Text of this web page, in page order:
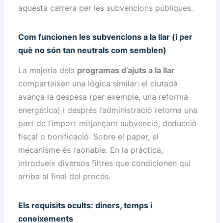
aquesta carrera per les subvencions públiques.
Com funcionen les subvencions a la llar (i per
què no són tan neutrals com semblen)
La majoria dels programas d’ajuts a la llar
comparteixen una lògica similar: el ciutadà
avança la despesa (per exemple, una reforma
energètica) i després l’administració retorna una
part de l’import mitjançant subvenció, deducció
fiscal o bonificació. Sobre el paper, el
mecanisme és raonable. En la pràctica,
introdueix diversos filtres que condicionen qui
arriba al final del procés.
Els requisits ocults: diners, temps i
coneixements